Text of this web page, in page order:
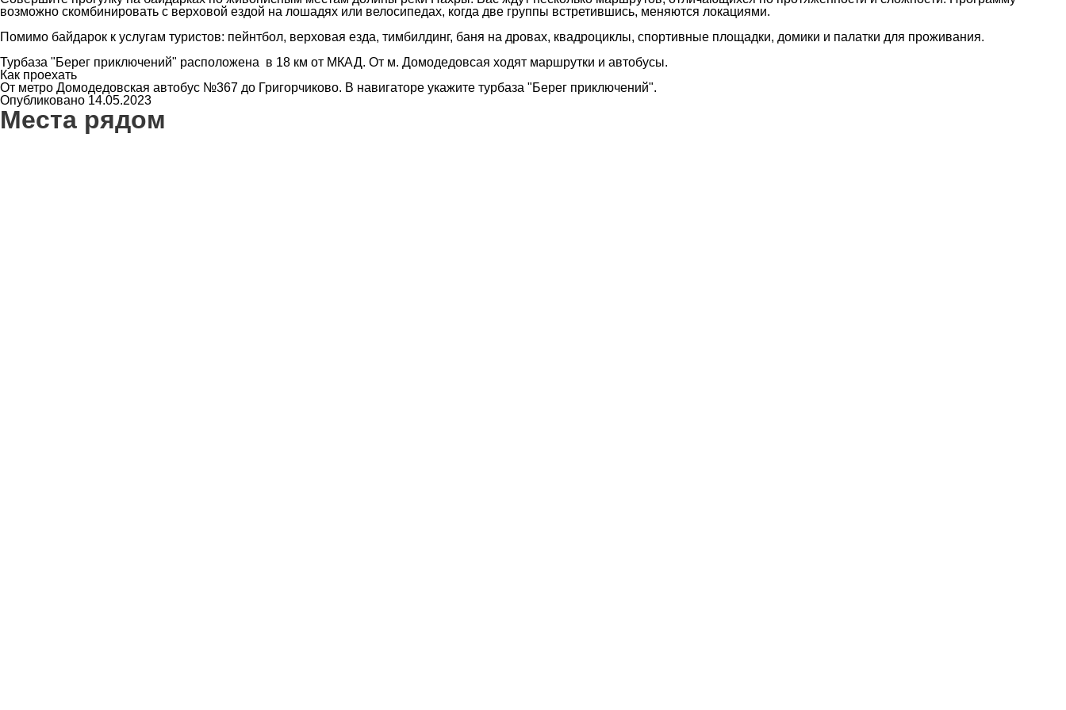
возможно скомбинировать с верховой ездой на лошадях или велосипедах, когда две группы встретившись, меняются локациями.
Помимо байдарок к услугам туристов: пейнтбол, верховая езда, тимбилдинг, баня на дровах, квадроциклы, спортивные площадки, домики и палатки для проживания.
Турбаза "Берег приключений" расположена в 18 км от МКАД. От м. Домодедовсая ходят маршрутки и автобусы.
Как проехать
От метро Домодедовская автобус №367 до Григорчиково. В навигаторе укажите турбаза "Берег приключений".
Опубликовано 14.05.2023
Места рядом